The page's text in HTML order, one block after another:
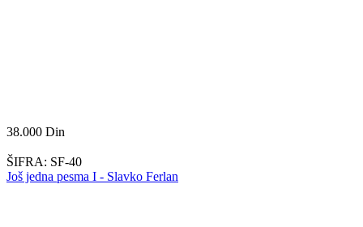
38.000 Din
ŠIFRA: SF-40
Još jedna pesma I - Slavko Ferlan